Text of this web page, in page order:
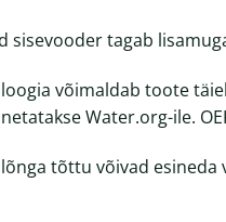
sisevooder tagab
võimaldab toote
Water.org-ile.
tõttu võivad esineda